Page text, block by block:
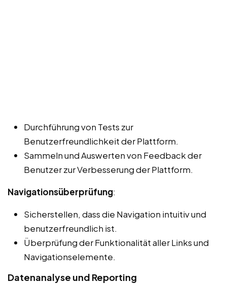
Durchführung von Tests zur
Benutzerfreundlichkeit der Plattform.
Sammeln und Auswerten von Feedback der
Benutzer zur Verbesserung der Plattform.
Navigationsüberprüfung:
Sicherstellen, dass die Navigation intuitiv und
benutzerfreundlich ist.
Überprüfung der Funktionalität aller Links und
Navigationselemente.
Datenanalyse und Reporting